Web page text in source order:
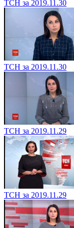
ТСН за 2019.11.30
ТСН за 2019.11.30
ТСН за 2019.11.29
ТСН за 2019.11.29